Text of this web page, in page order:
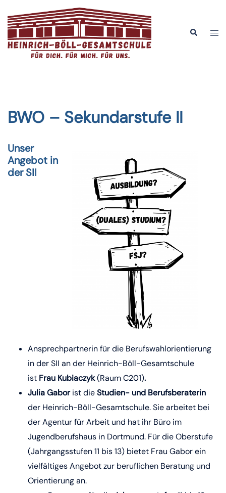
Inhalt
springen
Suche
BWO – Sekundarstufe II
Unser
Angebot in
der SII
Ansprechpartnerin für die Berufswahlorientierung
in der SII an der Heinrich-Böll-Gesamtschule
ist Frau Kubiaczyk(Raum C201).
Julia Gaborist dieStudien- und Berufsberaterin
der Heinrich-Böll-Gesamtschule. Sie arbeitet bei
der Agentur für Arbeit und hat ihr Büro im
Jugendberufshaus in Dortmund. Für die Oberstufe
(Jahrgangsstufen 11 bis 13) bietet Frau Gabor ein
vielfältiges Angebot zur beruflichen Beratung und
Orientierung an.